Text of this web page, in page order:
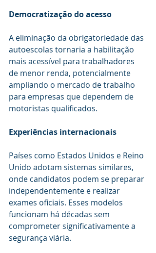
Democratização do acesso
A eliminação da obrigatoriedade das
autoescolas tornaria a habilitação
mais acessível para trabalhadores
de menor renda, potencialmente
ampliando o mercado de trabalho
para empresas que dependem de
motoristas qualificados.
Experiências internacionais
Países como Estados Unidos e Reino
Unido adotam sistemas similares,
onde candidatos podem se preparar
independentemente e realizar
exames oficiais. Esses modelos
funcionam há décadas sem
comprometer significativamente a
segurança viária.